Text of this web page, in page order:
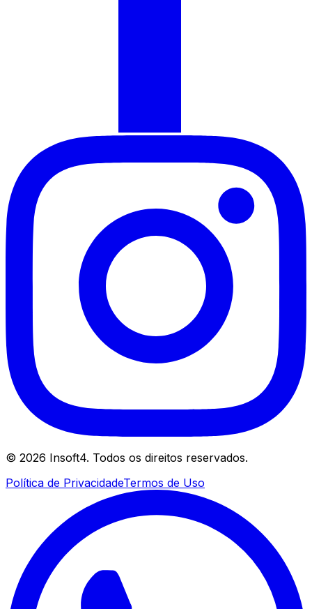
© 2026 Insoft4. Todos os direitos reservados.
Política de PrivacidadeTermos de Uso